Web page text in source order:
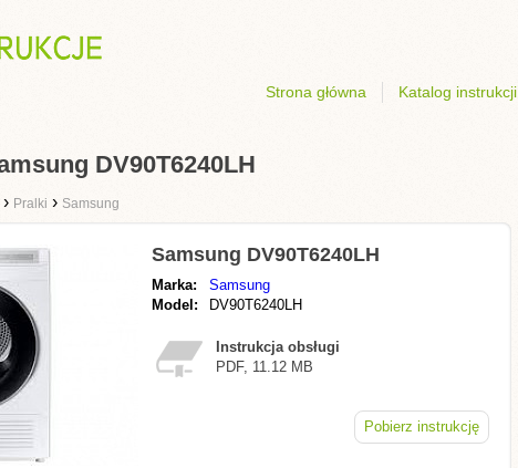
Strona główna Katalog instrukcji
DV90T6240LH
› Pralki › Samsung
Samsung DV90T6240LH
Marka:
Samsung
Model:
DV90T6240LH
Instrukcja obsługi
PDF, 11.12 MB
Pobierz instrukcję